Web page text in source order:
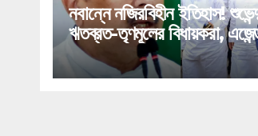
নবান্নে নজিরবিহীন ইতিহাস!
ঋতব্রত-তৃণমূলের বিধায়করা,
মেগা অ্যাকশন প্ল্যান!